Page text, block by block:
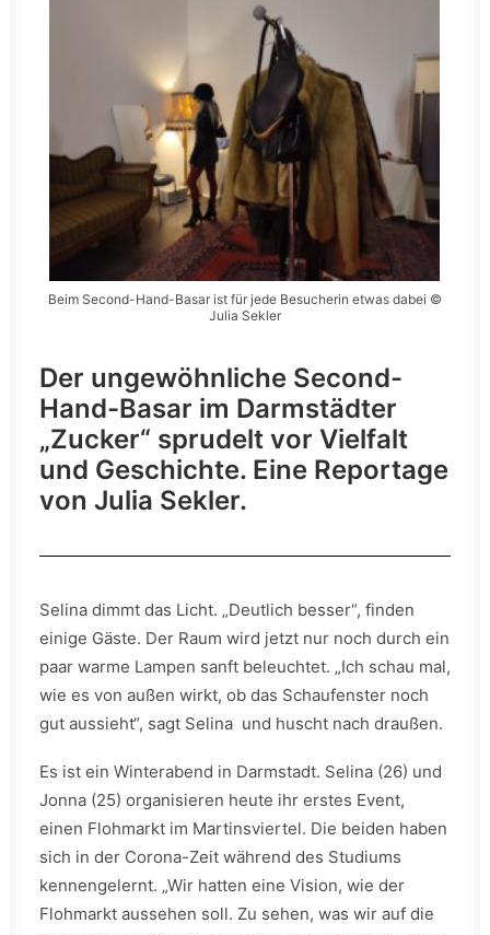
Beim Second-Hand-Basar ist für jede Besucherin etwas dabei ©
Julia Sekler
Der ungewöhnliche Second-
Hand-Basar im Darmstädter
„Zucker“ sprudelt vor Vielfalt
und Geschichte. Eine Reportage
von Julia Sekler.
Selina dimmt das Licht. „Deutlich besser“, finden
einige Gäste. Der Raum wird jetzt nur noch durch ein
paar warme Lampen sanft beleuchtet. „Ich schau mal,
wie es von außen wirkt, ob das Schaufenster noch
gut aussieht“, sagt Selina und huscht nach draußen.
Es ist ein Winterabend in Darmstadt. Selina (26) und
Jonna (25) organisieren heute ihr erstes Event,
einen Flohmarkt im Martinsviertel. Die beiden haben
sich in der Corona-Zeit während des Studiums
kennengelernt. „Wir hatten eine Vision, wie der
Flohmarkt aussehen soll. Zu sehen, was wir auf die